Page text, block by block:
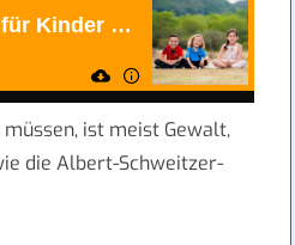
ist meist Gewalt,
die Albert-Schweitzer-